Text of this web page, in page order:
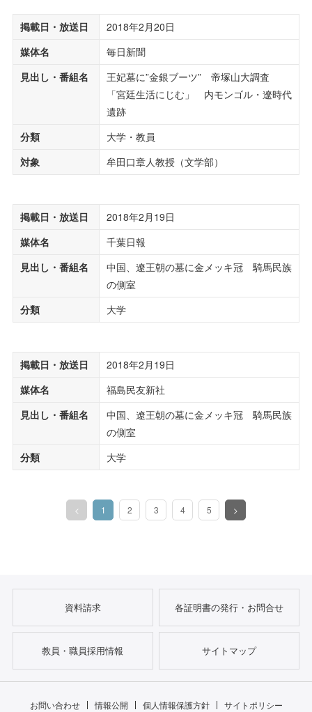
掲載日・放送日
2018年2月20日
媒体名
毎日新聞
見出し・番組名
王妃墓に”金銀ブーツ” 帝塚山大調査
「宮廷生活にじむ」 内モンゴル・遼時代
遺跡
分類
大学・教員
対象
牟田口章人教授（文学部）
掲載日・放送日
2018年2月19日
媒体名
千葉日報
見出し・番組名
中国、遼王朝の墓に金メッキ冠 騎馬民族
の側室
分類
大学
掲載日・放送日
2018年2月19日
媒体名
福島民友新社
見出し・番組名
中国、遼王朝の墓に金メッキ冠 騎馬民族
の側室
分類
大学
< 1
（このページ）
2 3 4 5 >
資料請求 各証明書の発行・お問合せ
教員・職員採用情報 サイトマップ
お問い合わせ 情報公開 個人情報保護方針 サイトポリシー